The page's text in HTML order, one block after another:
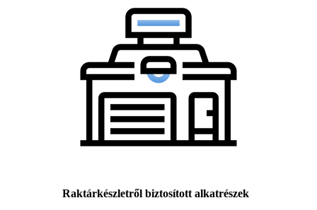
Raktárkészletről biztosított alkatrészek